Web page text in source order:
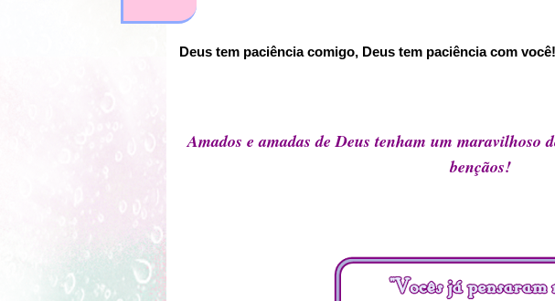
Deus tem paciência comigo, Deus tem paciência com
Amados e amadas de Deus tenham um maravilhoso
bençãos!